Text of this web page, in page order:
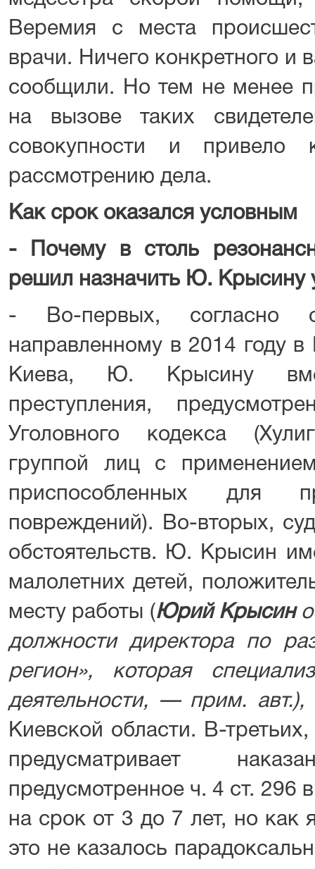
Веремия с места
врачи. Ничего конкретного и
сообщили. Но тем не менее
на вызове таких
совокупности и привело
рассмотрению дела.
Как срок оказался условным
- Почему в столь
решил назначить Ю. Крысину
- Во-первых, согласно
направленному в 2014 году
Киева, Ю. Крысину
преступления,
Уголовного кодекса
группой лиц с
приспособленных для
повреждений). Во-вторых,
обстоятельств. Ю. Крысин
малолетних детей,
месту работы (Юрий Крысин
должности директора по
регион»,
которая
деятельности, — прим. авт.),
Киевской области. В-
предусматривает
предусмотренное ч. 4 ст. 296
на срок от 3 до 7 лет, но как
это не казалось